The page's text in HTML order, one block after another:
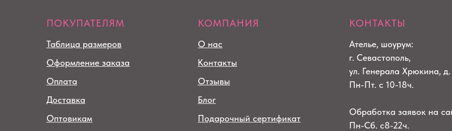
ПОКУПАТЕЛЯМ
Таблица размеров
Оформление заказа
Оплата
Доставка
Оптовикам
КОМПАНИЯ
О нас
Контакты
Отзывы
Блог
Подарочный сертификат
КОНТАКТЫ
Ателье, шоурум:
г. Севастополь,
ул. Генерала Хрюкина, д.
Пн-Пт. с 10-18ч.
Обработка заявок на
Пн-Сб. с8-22ч.